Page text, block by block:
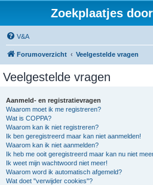
Zoekplaatjes
V&A
Forumoverzicht Veelgestelde vragen
Veelgestelde vragen
Aanmeld- en registratievragen
Waarom moet ik me registreren?
Wat is COPPA?
Waarom kan ik niet registreren?
Ik ben geregistreerd maar kan niet aanmelden!
Waarom kan ik niet aanmelden?
Ik heb me ooit geregistreerd maar kan nu niet
Ik weet mijn wachtwoord niet meer!
Waarom word ik automatisch afgemeld?
Wat doet "verwijder cookies"?